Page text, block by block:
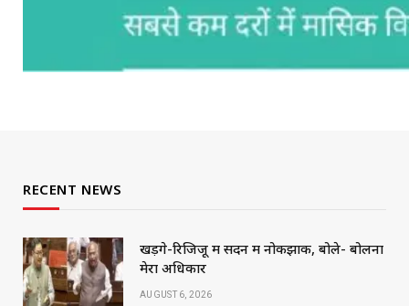
RECENT NEWS
खड़गे-रिजिजू में सदन में नोकझोंक, बोले- बोलना
मेरा अधिकार
AUGUST 6, 2026